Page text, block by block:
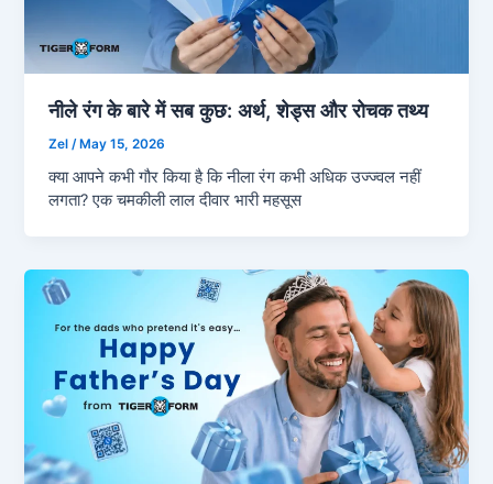
नीले रंग के बारे में सब कुछ: अर्थ, शेड्स और रोचक तथ्य
Zel /May 15, 2026
क्या आपने कभी गौर किया है कि नीला रंग कभी अधिक उज्ज्वल नहीं
लगता? एक चमकीली लाल दीवार भारी महसूस